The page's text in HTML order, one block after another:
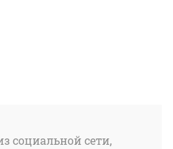
социальной сети,